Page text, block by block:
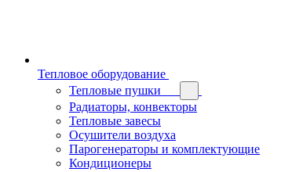
Тепловое оборудование
Тепловые пушки
Радиаторы, конвекторы
Тепловые завесы
Осушители воздуха
Парогенераторы и комплектующие
Кондиционеры